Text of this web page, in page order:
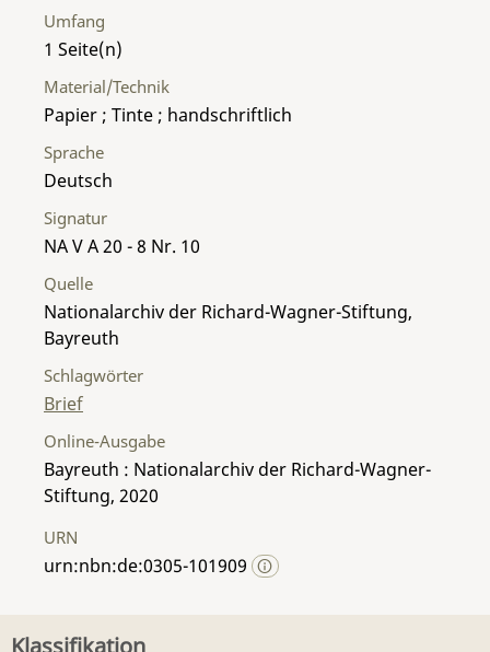
Umfang
1
Material/Technik
Papier ; Tinte ; handschriftlich
Sprache
Deutsch
Signatur
NA V A 20 - 8 Nr. 10
Quelle
Nationalarchiv der Richard-Wagner-Stiftung,
Bayreuth
Schlagwörter
Brief
Online-Ausgabe
Bayreuth : Nationalarchiv der Richard-Wagner-
Stiftung, 2020
URN
urn:nbn:de:0305-101909
Klassifikation